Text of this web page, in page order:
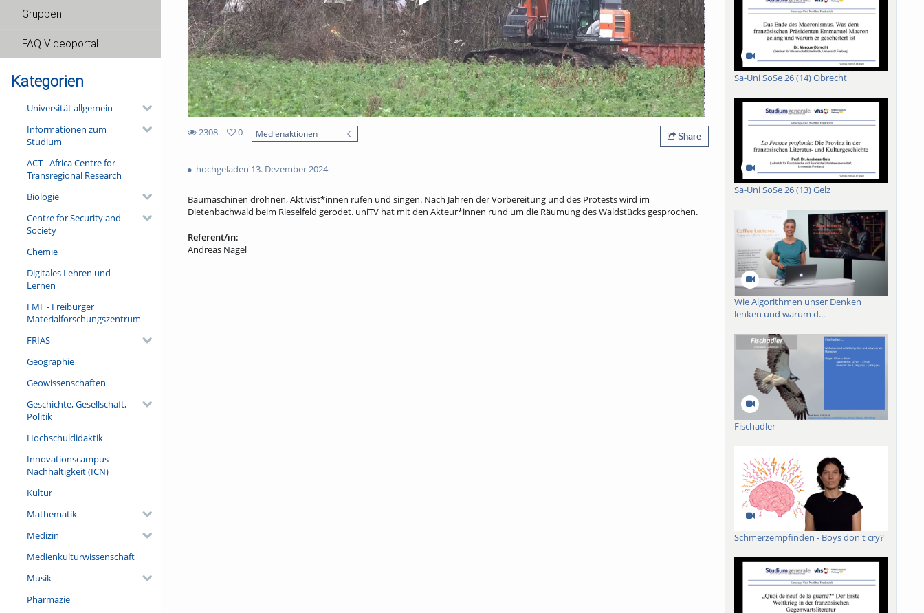
Gruppen
FAQ Videoportal
Kategorien
Universität allgemein
Informationen zum
Studium
ACT - Africa Centre for
Transregional Research
Biologie
Centre for Security and
Society
Chemie
Digitales Lehren und
Lernen
FMF - Freiburger
Materialforschungszentrum
FRIAS
Geographie
Geowissenschaften
Geschichte, Gesellschaft,
Politik
Hochschuldidaktik
Innovationscampus
Nachhaltigkeit (ICN)
Kultur
Mathematik
Medizin
Medienkulturwissenschaft
Musik
Pharmazie
2308
views
0
Medienaktionen Share
hochgeladen 13. Dezember 2024
Baumaschinen dröhnen, Aktivist*innen rufen und singen. Nach Jahren der Vorbereitung und des Protests wird im
Dietenbachwald beim Rieselfeld gerodet. uniTV hat mit den Akteur*innen rund um die Räumung des Waldstücks gesprochen.
Referent/in:
Andreas Nagel
Sa-Uni SoSe 26 (14) Obrecht
Sa-Uni SoSe 26 (13) Gelz
Wie Algorithmen unser Denken
lenken und warum d...
Fischadler
Schmerzempfinden - Boys don't cry?